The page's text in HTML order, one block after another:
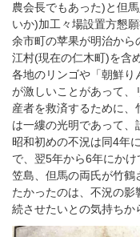
農会長でもあった)と但
いか)加工々場設置方懇
余市町の苹果が明治か
江村(現在の仁木町)を含
各地のリンゴや「朝鮮り
が激しいことがあって、
産者を救済するために、
は一縷の光明であって、
昭和初めの不況は同4年
で、翌5年から6年にかけ
笠島、但馬の両氏が竹鶴
たかったのは、不況の
続させたいとの気持ちか